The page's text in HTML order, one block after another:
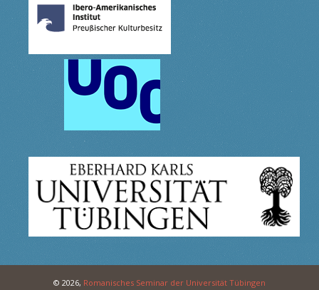
© 2026, Romanisches Seminar der Universität Tübingen